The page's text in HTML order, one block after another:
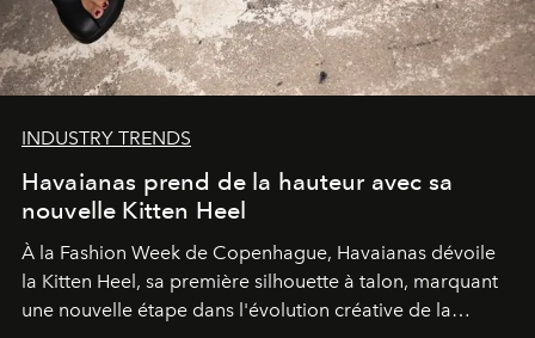
INDUSTRY TRENDS
Havaianas prend de la hauteur avec sa
nouvelle Kitten Heel
À la Fashion Week de Copenhague, Havaianas dévoile
la Kitten Heel, sa première silhouette à talon, marquant
une nouvelle étape dans l'évolution créative de la